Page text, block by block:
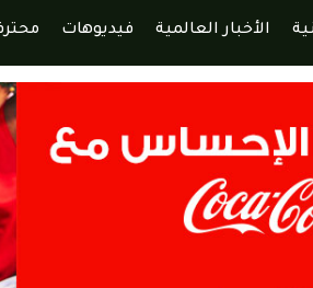
الأخبار العالمية فيديوهات